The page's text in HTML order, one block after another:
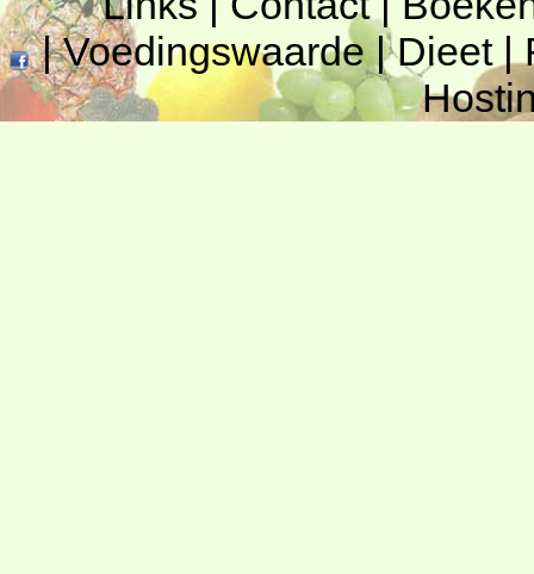
|Voedingswaarde|Dieet|